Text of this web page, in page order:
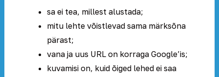
sa ei tea, millest alustada;
mitu lehte võistlevad sama märksõna
pärast;
vana ja uus URL on korraga Google’is;
kuvamisi on, kuid õiged lehed ei saa